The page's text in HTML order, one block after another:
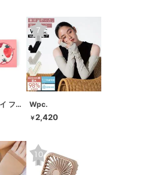
ラブラリー バイ フェイラー Wpc.
￥2,420